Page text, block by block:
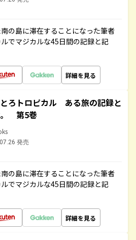
の島に滞在することになった筆者
でマジカルな45日間の記録と記
詳細を見る
ろトロピカル ある旅の記録と
第5巻
発売
の島に滞在することになった筆者
でマジカルな45日間の記録と記
詳細を見る